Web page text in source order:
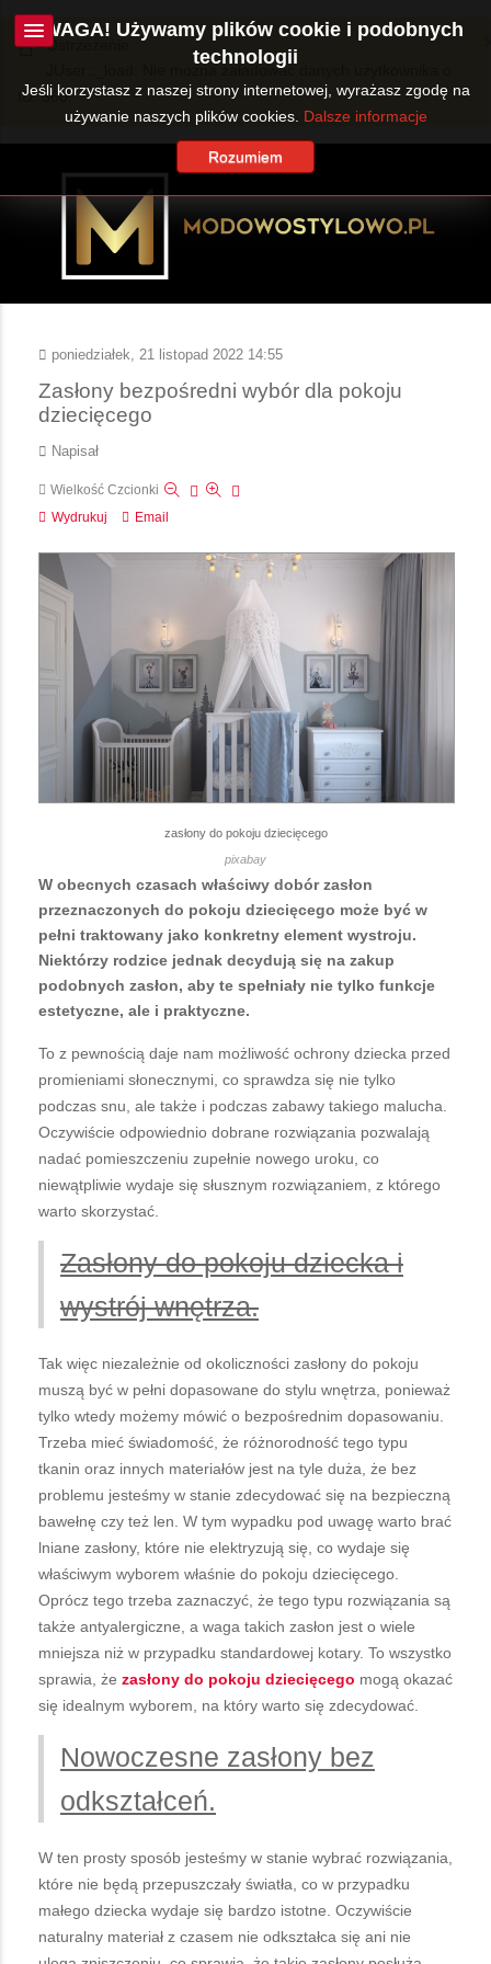
Ostrzeżenie
JUser::_load: Nie można załadować danych użytkownika o
ID: 360.
poniedziałek, 21 listopad 2022 14:55
Zasłony bezpośredni wybór dla pokoju
dziecięcego
Napisał
Wielkość Czcionki
Wydrukuj
Email
zasłony do pokoju dziecięcego
pixabay
W obecnych czasach właściwy dobór zasłon
przeznaczonych do pokoju dziecięcego może być w
pełni traktowany jako konkretny element wystroju.
Niektórzy rodzice jednak decydują się na zakup
podobnych zasłon, aby te spełniały nie tylko funkcje
estetyczne, ale i praktyczne.
To z pewnością daje nam możliwość ochrony dziecka przed
promieniami słonecznymi, co sprawdza się nie tylko
podczas snu, ale także i podczas zabawy takiego malucha.
Oczywiście odpowiednio dobrane rozwiązania pozwalają
nadać pomieszczeniu zupełnie nowego uroku, co
niewątpliwie wydaje się słusznym rozwiązaniem, z którego
warto skorzystać.
Zasłony do pokoju dziecka i
wystrój wnętrza.
Tak więc niezależnie od okoliczności zasłony do pokoju
muszą być w pełni dopasowane do stylu wnętrza, ponieważ
tylko wtedy możemy mówić o bezpośrednim dopasowaniu.
Trzeba mieć świadomość, że różnorodność tego typu
tkanin oraz innych materiałów jest na tyle duża, że bez
problemu jesteśmy w stanie zdecydować się na bezpieczną
bawełnę czy też len. W tym wypadku pod uwagę warto brać
lniane zasłony, które nie elektryzują się, co wydaje się
właściwym wyborem właśnie do pokoju dziecięcego.
Oprócz tego trzeba zaznaczyć, że tego typu rozwiązania są
także antyalergiczne, a waga takich zasłon jest o wiele
mniejsza niż w przypadku standardowej kotary. To wszystko
sprawia, że zasłony do pokoju dziecięcego mogą okazać
się idealnym wyborem, na który warto się zdecydować.
Nowoczesne zasłony bez
odkształceń.
W ten prosty sposób jesteśmy w stanie wybrać rozwiązania,
które nie będą przepuszczały światła, co w przypadku
małego dziecka wydaje się bardzo istotne. Oczywiście
naturalny materiał z czasem nie odkształca się ani nie
UWAGA! Używamy plików cookie i podobnych
technologii
Jeśli korzystasz z naszej strony internetowej, wyrażasz zgodę na
używanie naszych plików cookies. Dalsze informacje
Rozumiem